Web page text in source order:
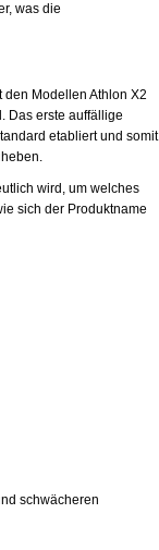
was die
Modellen Athlon X2
Das erste auffällige
etabliert und somit
wird, um welches
sich der Produktname
schwächeren